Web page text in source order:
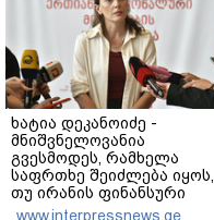
ხატია დეკანოიძე -
მნიშვნელოვანია
გვესმოდეს, რამხელა
საფრთხე შეიძლება იყოს,
თუ ირანის ფინანსური
ინსტიტუტები რაიმე სახით
www.interpressnews.ge